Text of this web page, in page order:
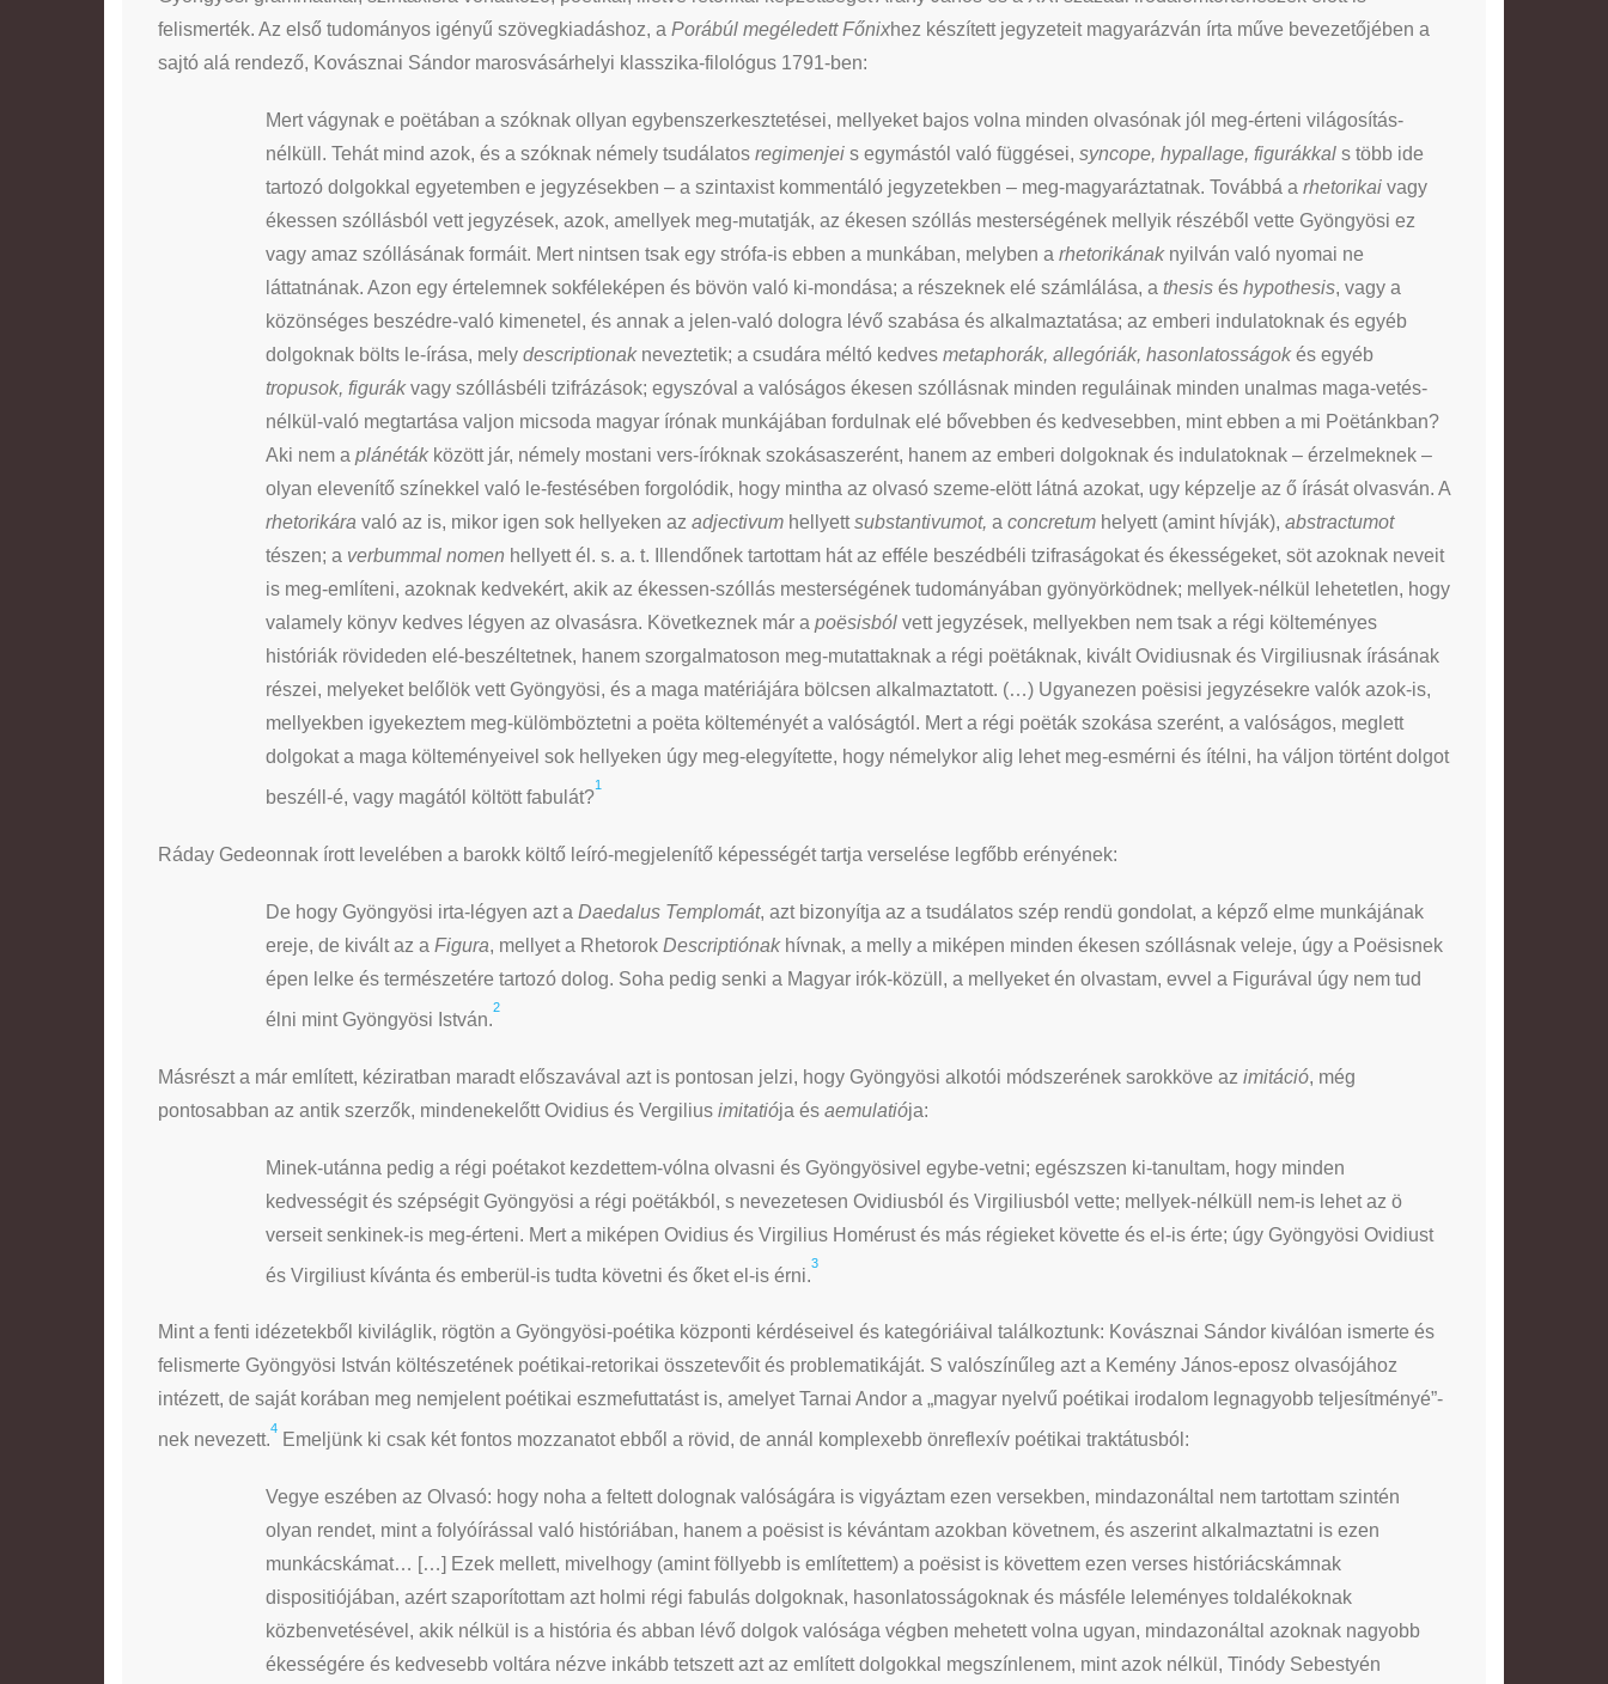
felismerték. Az első tudományos igényű szövegkiadáshoz, a Porábúl megéledett Főnixhez készített jegyzeteit magyarázván írta műve bevezetőjében a
sajtó alá rendező, Kovásznai Sándor marosvásárhelyi klasszika-filológus 1791-ben:
Mert vágynak e poëtában a szóknak ollyan egybenszerkesztetései, mellyeket bajos volna minden olvasónak jól meg-érteni világosítás-
nélküll. Tehát mind azok, és a szóknak némely tsudálatos regimenjei s egymástól való függései, syncope, hypallage, figurákkal s több ide
tartozó dolgokkal egyetemben e jegyzésekben – a szintaxist kommentáló jegyzetekben – meg-magyaráztatnak. Továbbá a rhetorikai vagy
ékessen szóllásból vett jegyzések, azok, amellyek meg-mutatják, az ékesen szóllás mesterségének mellyik részéből vette Gyöngyösi ez
vagy amaz szóllásának formáit. Mert nintsen tsak egy strófa-is ebben a munkában, melyben a rhetorikánaknyilván való nyomai ne
láttatnának. Azon egy értelemnek sokféleképen és bövön való ki-mondása; a részeknek elé számlálása, a thesis és hypothesis, vagy a
közönséges beszédre-való kimenetel, és annak a jelen-való dologra lévő szabása és alkalmaztatása; az emberi indulatoknak és egyéb
dolgoknak bölts le-írása, mely descriptionakneveztetik; a csudára méltó kedves metaphorák, allegóriák, hasonlatosságokés egyéb
tropusok, figurákvagy szóllásbéli tzifrázások; egyszóval a valóságos ékesen szóllásnak minden reguláinak minden unalmas maga-vetés-
nélkül-való megtartása valjon micsoda magyar írónak munkájában fordulnak elé bővebben és kedvesebben, mint ebben a mi Poëtánkban?
Aki nem a plánétákközött jár, némely mostani vers-íróknak szokásaszerént, hanem az emberi dolgoknak és indulatoknak – érzelmeknek –
olyan elevenítő színekkel való le-festésében forgolódik, hogy mintha az olvasó szeme-elött látná azokat, ugy képzelje az ő írását olvasván. A
rhetorikára való az is, mikor igen sok hellyeken az adjectivum hellyettsubstantivumot, a concretum helyett (amint hívják), abstractumot
tészen; a verbummal nomen hellyett él. s. a. t. Illendőnek tartottam hát az efféle beszédbéli tzifraságokat és ékességeket, söt azoknak neveit
is meg-említeni, azoknak kedvekért, akik az ékessen-szóllás mesterségének tudományában gyönyörködnek; mellyek-nélkül lehetetlen, hogy
valamely könyv kedves légyen az olvasásra. Következnek már a poësisból vett jegyzések, mellyekben nem tsak a régi költeményes
históriák rövideden elé-beszéltetnek, hanem szorgalmatoson meg-mutattaknak a régi poëtáknak, kivált Ovidiusnak és Virgiliusnak írásának
részei, melyeket belőlök vett Gyöngyösi, és a maga matériájára bölcsen alkalmaztatott. (…) Ugyanezen poësisi jegyzésekre valók azok-is,
mellyekben igyekeztem meg-külömböztetni a poëta költeményét a valóságtól. Mert a régi poëták szokása szerént, a valóságos, meglett
dolgokat a maga költeményeivel sok hellyeken úgy meg-elegyítette, hogy némelykor alig lehet meg-esmérni és ítélni, ha váljon történt dolgot
beszéll-é, vagy magától költött fabulát?
1
Ráday Gedeonnak írott levelében a barokk költő leíró-megjelenítő képességét tartja verselése legfőbb erényének:
De hogy Gyöngyösi irta-légyen azt a Daedalus Templomát, azt bizonyítja az a tsudálatos szép rendü gondolat, a képző elme munkájának
ereje, de kivált az a Figura, mellyet a Rhetorok Descriptiónakhívnak, a melly a miképen minden ékesen szóllásnak veleje, úgy a Poësisnek
épen lelke és természetére tartozó dolog. Soha pedig senki a Magyar irók-közüll, a mellyeket én olvastam, evvel a Figurával úgy nem tud
élni mint Gyöngyösi István.
2
Másrészt a már említett, kéziratban maradt előszavával azt is pontosan jelzi, hogy Gyöngyösi alkotói módszerének sarokköve az imitáció, még
pontosabban az antik szerzők, mindenekelőtt Ovidius és Vergilius imitatiója és aemulatiója:
Minek-utánna pedig a régi poétakot kezdettem-vólna olvasni és Gyöngyösivel egybe-vetni; egészszen ki-tanultam, hogy minden
kedvességit és szépségit Gyöngyösi a régi poëtákból, s nevezetesen Ovidiusból és Virgiliusból vette; mellyek-nélküll nem-is lehet az ö
verseit senkinek-is meg-érteni. Mert a miképen Ovidius és Virgilius Homérust és más régieket követte és el-is érte; úgy Gyöngyösi Ovidiust
és Virgiliust kívánta és emberül-is tudta követni és őket el-is érni.
3
Mint a fenti idézetekből kiviláglik, rögtön a Gyöngyösi-poétika központi kérdéseivel és kategóriáival találkoztunk: Kovásznai Sándor kiválóan ismerte és
felismerte Gyöngyösi István költészetének poétikai-retorikai összetevőit és problematikáját. S valószínűleg azt a Kemény János-eposz olvasójához
intézett, de saját korában meg nemjelent poétikai eszmefuttatást is, amelyet Tarnai Andor a „magyar nyelvű poétikai irodalom legnagyobb teljesítményé”-
nek nevezett.
4
Emeljünk ki csak két fontos mozzanatot ebből a rövid, de annál komplexebb önreflexív poétikai traktátusból:
Vegye eszében az Olvasó: hogy noha a feltett dolognak valóságára is vigyáztam ezen versekben, mindazonáltal nem tartottam szintén
olyan rendet, mint a folyóírással való históriában, hanem a poësist is kévántam azokban követnem, és aszerint alkalmaztatni is ezen
munkácskámat… […] Ezek mellett, mivelhogy (amint föllyebb is említettem) a poësist is követtem ezen verses históriácskámnak
dispositiójában, azért szaporítottam azt holmi régi fabulás dolgoknak, hasonlatosságoknak és másféle leleményes toldalékoknak
közbenvetésével, akik nélkül is a história és abban lévő dolgok valósága végben mehetett volna ugyan, mindazonáltal azoknak nagyobb
ékességére és kedvesebb voltára nézve inkább tetszett azt az említett dolgokkal megszínlenem, mint azok nélkül, Tinódy Sebestyén